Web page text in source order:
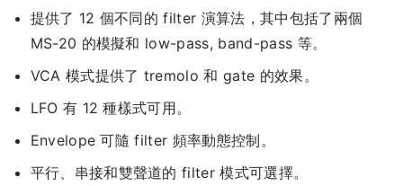
提供了 12 個不同的 filter 演算法，其中包括了兩個
MS-20 的模擬和 low-pass, band-pass 等。
VCA 模式提供了 tremolo 和 gate 的效果。
LFO 有 12 種樣式可用。
Envelope 可隨 filter 頻率動態控制。
平行、串接和雙聲道的 filter 模式可選擇。